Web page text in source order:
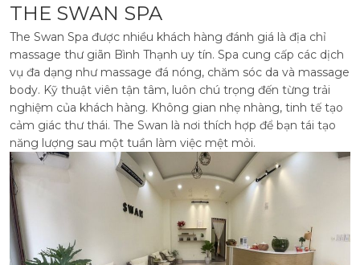
THE SWAN SPA
The Swan Spa được nhiều khách hàng đánh giá là địa chỉ
massage thư giãn Bình Thạnh uy tín. Spa cung cấp các dịch
vụ đa dạng như massage đá nóng, chăm sóc da và massage
body. Kỹ thuật viên tận tâm, luôn chú trọng đến từng trải
nghiệm của khách hàng. Không gian nhẹ nhàng, tinh tế tạo
cảm giác thư thái. The Swan là nơi thích hợp để bạn tái tạo
năng lượng sau một tuần làm việc mệt mỏi.